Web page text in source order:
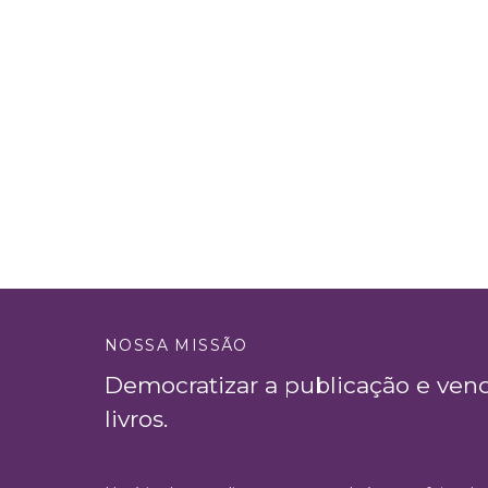
NOSSA MISSÃO
Democratizar a publicação e
livros.